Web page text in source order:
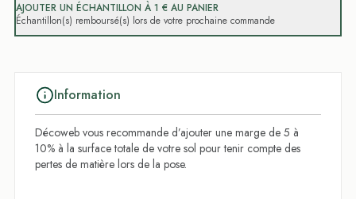
AJOUTER UN ÉCHANTILLON À 1 € AU PANIER
Échantillon(s) remboursé(s) lors de votre prochaine commande
Information
Décoweb vous recommande d’ajouter une marge de 5 à
10% à la surface totale de votre sol pour tenir compte des
pertes de matière lors de la pose.